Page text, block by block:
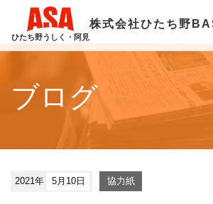
ひたち野うしく・阿見
株式会社ひたち野
ブログ
2021年 5月10日 協力紙